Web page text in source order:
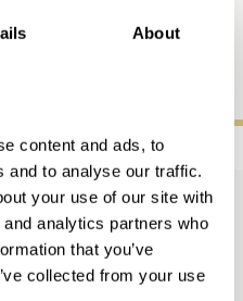
About
content and ads, to
and to analyse our traffic.
your use of our site with
analytics partners who
that you’ve
collected from your use
para
cita adecuada
su propiedad a
desde la